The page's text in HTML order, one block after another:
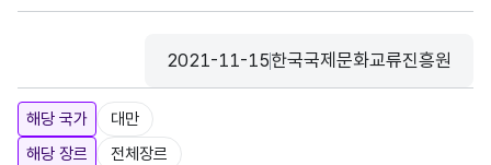
등록일
2021-11-15
수집기관
한국국제문화교류진흥원
해당 국가
대만
해당 장르
전체장르